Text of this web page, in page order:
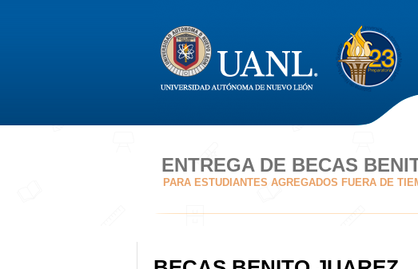
ENTREGA DE BECAS
PARA ESTUDIANTES AGREGADOS FUERA DE